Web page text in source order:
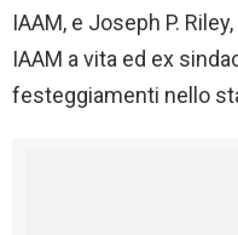
IAAM, e Joseph P.
IAAM a vita ed ex
festeggiamenti nello